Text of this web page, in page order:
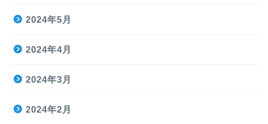
2024年5月
2024年4月
2024年3月
2024年2月